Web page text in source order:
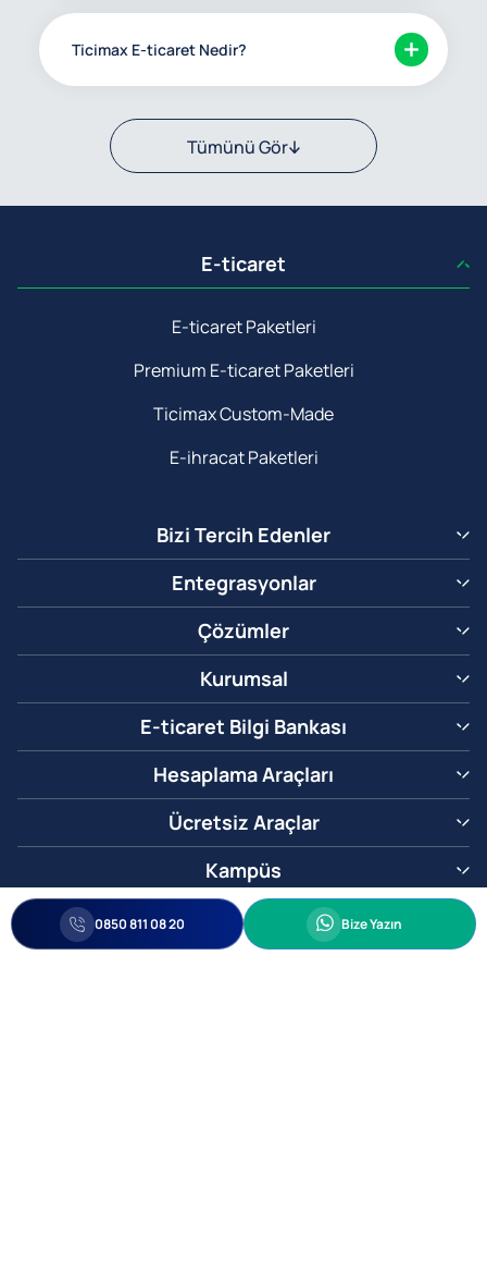
Ticimax E-ticaret Nedir?
Tümünü Gör
E-ticaret
E-ticaret Paketleri
Premium E-ticaret Paketleri
Ticimax Custom-Made
E-ihracat Paketleri
Bizi Tercih Edenler
Entegrasyonlar
Çözümler
Kurumsal
E-ticaret Bilgi Bankası
Hesaplama Araçları
Ücretsiz Araçlar
Kampüs
0850 811 08 20 Whatsapp
Bize Yazın
0850 811 08 20